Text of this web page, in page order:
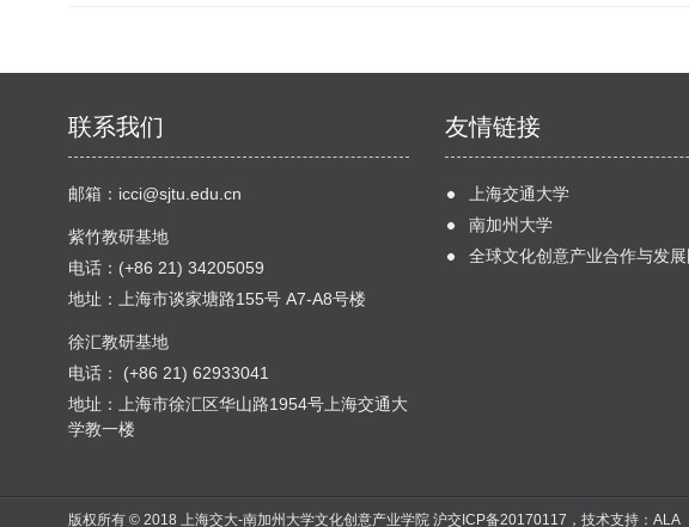
联系我们
邮箱： icci@sjtu.edu.cn
紫竹教研基地
电话：(+86 21) 34205059
地址：上海市谈家塘路155号 A7-A8号楼
徐汇教研基地
电话： (+86 21) 62933041
地址：上海市徐汇区华山路1954号上海交通大
学教一楼
友情链接
上海交通大学
南加州大学
全球文化创意产业合作与发
版权所有 © 2018 上海交大-南加州大学文化创意产业学院 沪交ICP备20170117 ，技术支持： ALA